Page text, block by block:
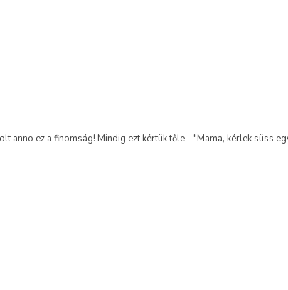
anno ez a finomság! Mindig ezt kértük tőle - "Mama, kérlek süss